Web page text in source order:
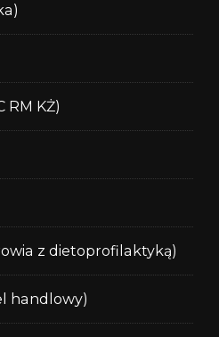
RM KŻ)
z dietoprofilaktyką)
handlowy)